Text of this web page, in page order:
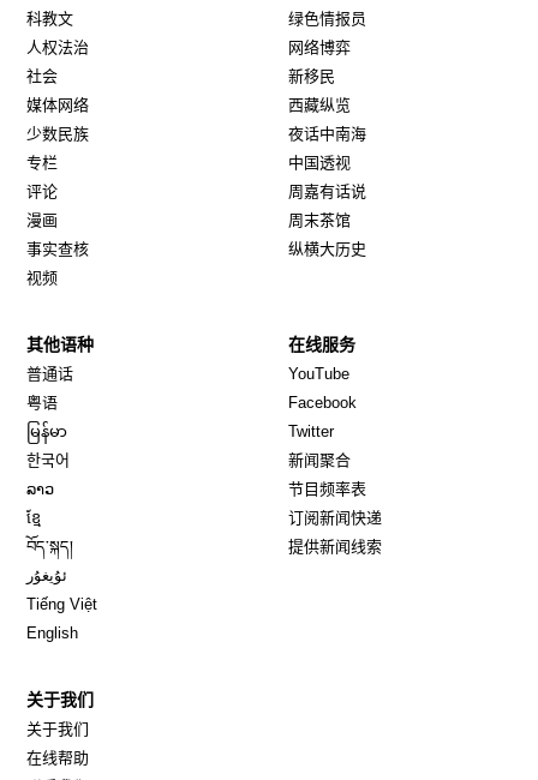
科教文
人权法治
社会
媒体网络
少数民族
专栏
评论
漫画
事实查核
视频
绿色情报员
网络博弈
新移民
西藏纵览
夜话中南海
中国透视
周嘉有话说
周末茶馆
纵横大历史
其他语种
普通话
粤语
မြန်မာ
한국어
ລາວ
ខ្មែ
བོད་སྐད།
ئۇيغۇر
Tiếng Việt
English
在线服务
YouTube
Facebook
TwitterOpens in new window
新闻聚合
节目频率表
订阅新闻快递
提供新闻线索
关于我们
关于我们
在线帮助